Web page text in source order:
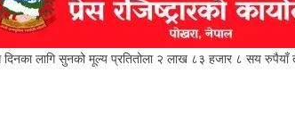
दिनका लागि सुनको मूल्य प्रतितोला २ लाख ८३ हजार ८ सय